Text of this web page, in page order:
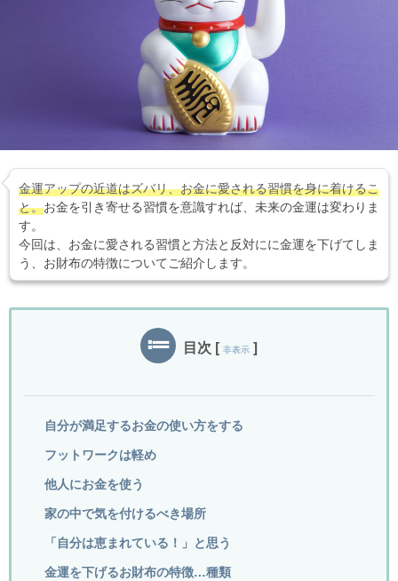
金運アップの近道はズバリ、お金に愛される習慣を身に着けるこ
と。お金を引き寄せる習慣を意識すれば、未来の金運は変わりま
す。
今回は、お金に愛される習慣と方法と反対にに金運を下げてしま
う、お財布の特徴についてご紹介します。
目次 [ 非表示 ]
自分が満足するお金の使い方をする
フットワークは軽め
他人にお金を使う
家の中で気を付けるべき場所
「自分は恵まれている！」と思う
金運を下げるお財布の特徴…種類